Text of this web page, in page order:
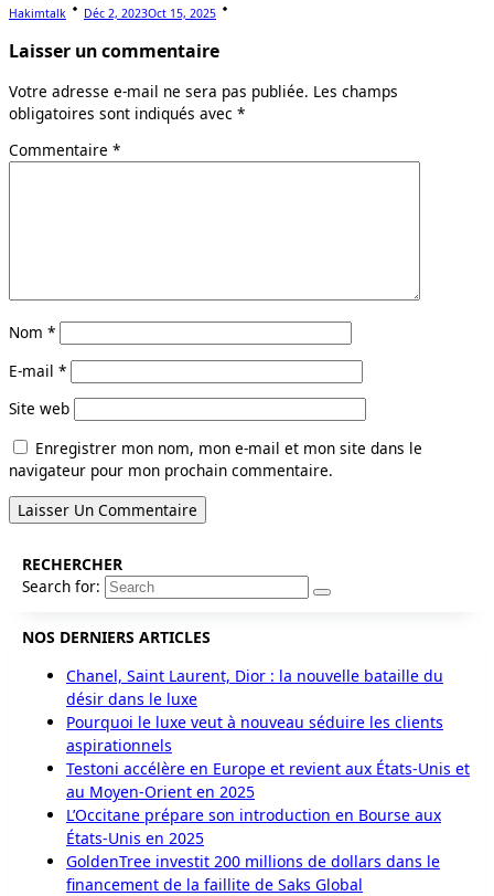
Hakimtalk Déc 2, 2023Oct 15, 2025
Laisser un commentaire
Votre adresse e-mail ne sera pas publiée. Les champs
obligatoires sont indiqués avec *
Commentaire *
Nom *
E-mail *
Site web
Enregistrer mon nom, mon e-mail et mon site dans le
navigateur pour mon prochain commentaire.
RECHERCHER
Search for:
NOS DERNIERS ARTICLES
Chanel, Saint Laurent, Dior : la nouvelle bataille du
désir dans le luxe
Pourquoi le luxe veut à nouveau séduire les clients
aspirationnels
Testoni accélère en Europe et revient aux États-Unis et
au Moyen-Orient en 2025
L’Occitane prépare son introduction en Bourse aux
États-Unis en 2025
GoldenTree investit 200 millions de dollars dans le
financement de la faillite de Saks Global